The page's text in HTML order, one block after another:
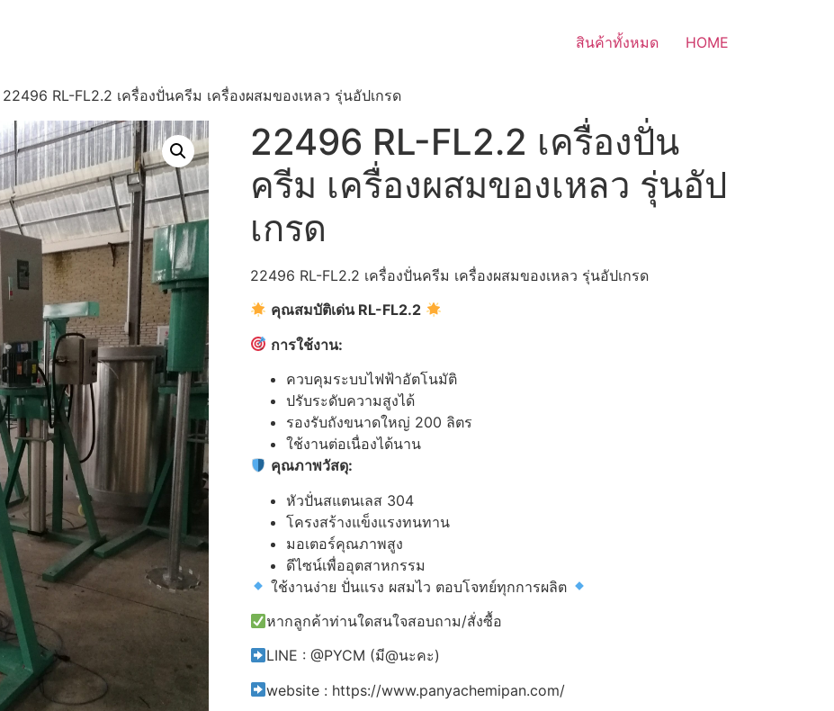
สินค้าทั้งหมด HOME
RL-FL2.2 เครื่องปั่นครีม เครื่องผสมของเหลว รุ่นอัปเกรด
22496 RL-FL2.2 เครื่องปั่น
ครีม เครื่องผสมของเหลว รุ่นอัป
เกรด
22496 RL-FL2.2 เครื่องปั่นครีม เครื่องผสมของเหลว รุ่นอัปเกรด
คุณสมบัติเด่น RL-FL2.2
การใช้งาน:
ควบคุมระบบไฟฟ้าอัตโนมัติ
ปรับระดับความสูงได้
รองรับถังขนาดใหญ่ 200 ลิตร
ใช้งานต่อเนื่องได้นาน
คุณภาพวัสดุ:
หัวปั่นสแตนเลส 304
โครงสร้างแข็งแรงทนทาน
มอเตอร์คุณภาพสูง
ดีไซน์เพื่ออุตสาหกรรม
ใช้งานง่าย ปั่นแรง ผสมไว ตอบโจทย์ทุกการผลิต
หากลูกค้าท่านใดสนใจสอบถาม/สั่งซื้อ
LINE : @PYCM (มี@นะคะ)
website : https://www.panyachemipan.com/